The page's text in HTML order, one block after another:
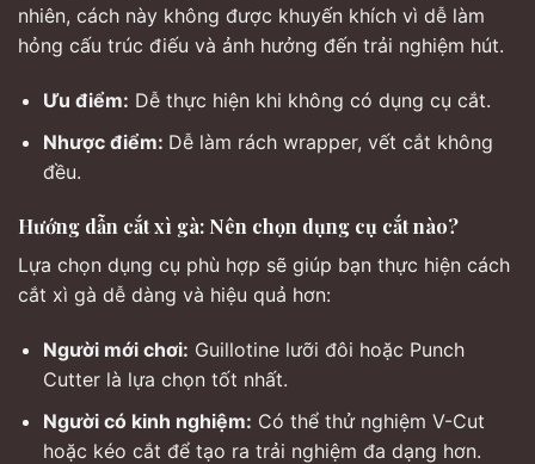
nhiên, cách này không được khuyến khích vì dễ làm
hỏng cấu trúc điếu và ảnh hưởng đến trải nghiệm hút.
Ưu điểm: Dễ thực hiện khi không có dụng cụ cắt.
Nhược điểm: Dễ làm rách wrapper, vết cắt không
đều.
Hướng dẫn cắt xì gà: Nên chọn dụng cụ cắt nào?
Lựa chọn dụng cụ phù hợp sẽ giúp bạn thực hiện cách
cắt xì gà dễ dàng và hiệu quả hơn:
Người mới chơi: Guillotine lưỡi đôi hoặc Punch
Cutter là lựa chọn tốt nhất.
Người có kinh nghiệm: Có thể thử nghiệm V-Cut
hoặc kéo cắt để tạo ra trải nghiệm đa dạng hơn.